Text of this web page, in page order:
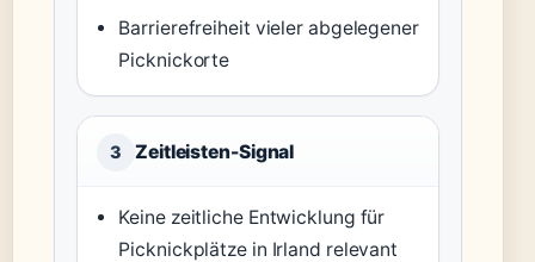
Barrierefreiheit vieler abgelegener
Picknickorte
3 Zeitleisten-Signal
Keine zeitliche Entwicklung für
Picknickplätze in Irland relevant